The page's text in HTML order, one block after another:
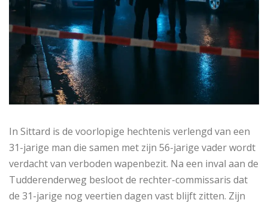
In Sittard is de voorlopige hechtenis verlengd van een
31-jarige man die samen met zijn 56-jarige vader wordt
verdacht van verboden wapenbezit. Na een inval aan de
Tudderenderweg besloot de rechter-commissaris dat
de 31-jarige nog veertien dagen vast blijft zitten. Zijn